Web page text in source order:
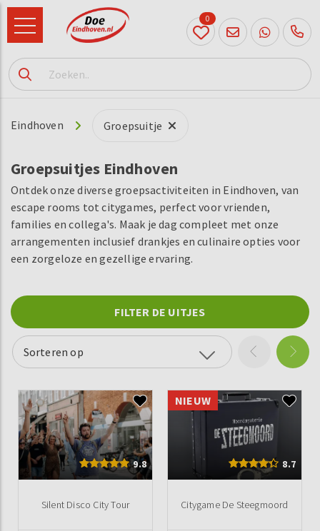
040
231
0
Eindhoven Groepsuitje
Groepsuitjes Eindhoven
Ontdek onze diverse groepsactiviteiten in Eindhoven, van
escape rooms tot citygames, perfect voor vrienden,
families en collega's. Maak je dag compleet met onze
arrangementen inclusief drankjes en culinaire opties voor
een zorgeloze en gezellige ervaring.
FILTER DE UITJES
Sorteren op
9.8
Silent Disco City Tour
NIEUW
8.7
Citygame De Steegmoord